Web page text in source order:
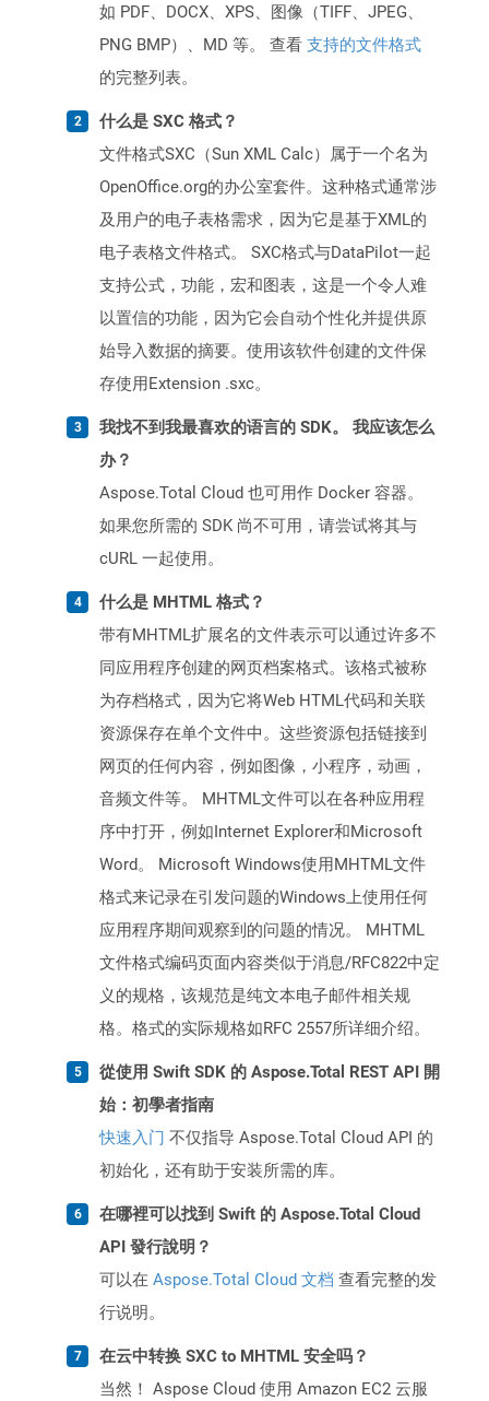
如 PDF、DOCX、XPS、图像（TIFF、JPEG、
PNG BMP）、MD 等。 查看 支持的文件格式
的完整列表。
什么是 SXC 格式？
文件格式SXC（Sun XML Calc）属于一个名为
OpenOffice.org的办公室套件。这种格式通常涉
及用户的电子表格需求，因为它是基于XML的
电子表格文件格式。 SXC格式与DataPilot一起
支持公式，功能，宏和图表，这是一个令人难
以置信的功能，因为它会自动个性化并提供原
始导入数据的摘要。使用该软件创建的文件保
存使用Extension .sxc。
我找不到我最喜欢的语言的 SDK。 我应该怎么
办？
Aspose.Total Cloud 也可用作 Docker 容器。
如果您所需的 SDK 尚不可用，请尝试将其与
cURL 一起使用。
什么是 MHTML 格式？
带有MHTML扩展名的文件表示可以通过许多不
同应用程序创建的网页档案格式。该格式被称
为存档格式，因为它将Web HTML代码和关联
资源保存在单个文件中。这些资源包括链接到
网页的任何内容，例如图像，小程序，动画，
音频文件等。 MHTML文件可以在各种应用程
序中打开，例如Internet Explorer和Microsoft
Word。 Microsoft Windows使用MHTML文件
格式来记录在引发问题的Windows上使用任何
应用程序期间观察到的问题的情况。 MHTML
文件格式编码页面内容类似于消息/RFC822中定
义的规格，该规范是纯文本电子邮件相关规
格。格式的实际规格如RFC 2557所详细介绍。
從使用 Swift SDK 的 Aspose.Total REST API 開
始：初學者指南
快速入门 不仅指导 Aspose.Total Cloud API 的
初始化，还有助于安装所需的库。
在哪裡可以找到 Swift 的 Aspose.Total Cloud
API 發行說明？
可以在 Aspose.Total Cloud 文档 查看完整的发
行说明。
在云中转换 SXC to MHTML 安全吗？
当然！ Aspose Cloud 使用 Amazon EC2 云服